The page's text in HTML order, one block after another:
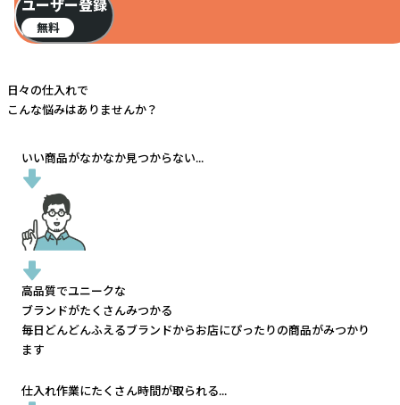
ユーザー登録
無料
日々の仕入れで
こんな悩みはありませんか？
いい商品がなかなか見つからない...
高品質でユニークな
ブランドがたくさんみつかる
毎日どんどんふえるブランドからお店にぴったりの商品がみつかり
ます
仕入れ作業にたくさん時間が取られる...